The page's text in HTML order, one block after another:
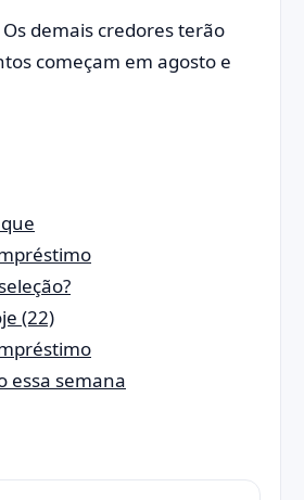
demais credores terão
começam em agosto e
(22)
essa semana